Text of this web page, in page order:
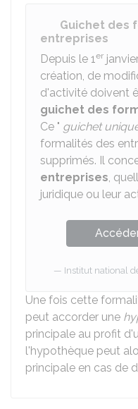
Guichet des
entreprises
Depuis le 1er
création, de
d'activité doivent
guichet des
Ce " guichet
formalités des
supprimés. Il
entreprises,
juridique ou leur
Institut national
Une fois cette
peut accorder une
principale au profit
l'hypothèque peut
principale en cas de